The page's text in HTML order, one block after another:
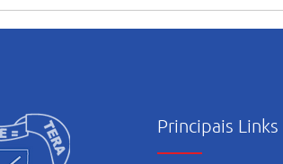
Principais Links